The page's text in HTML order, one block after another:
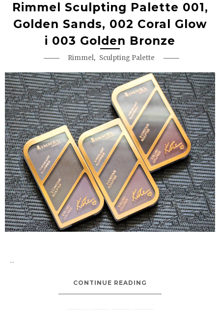
Rimmel Sculpting Palette 001,
Golden Sands, 002 Coral Glow
i 003 Golden Bronze
Rimmel, Sculpting Palette
...
CONTINUE READING